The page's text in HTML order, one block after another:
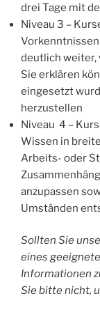
drei Tage mit
Niveau 3 –
Vorkenntnissen
deutlich weiter,
Sie erklären
eingesetzt
herzustellen
Niveau 4 –
Wissen in
Arbeits- oder
anzupassen
Umständen
Sollten Sie
eines
Informationen
Sie bitte nicht,